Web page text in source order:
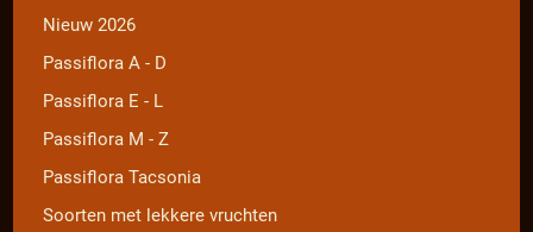
Nieuw 2026
Passiflora A - D
Passiflora E - L
Passiflora M - Z
Passiflora Tacsonia
Soorten met lekkere vruchten